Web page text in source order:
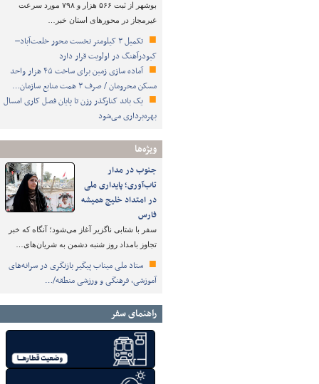
بوشهر از ثبت ۵۶۶ هزار و ۷۹۸ مورد سرعت
غیرمجاز در محورهای استان خبر…
تکمیل ۳ کیلومتر نخست محور خلعت‌آباد–
کبودرآهنگ در اولویت قرار دارد
آماده سازی زمین برای ساخت ۴۵ هزار واحد
مسکن محرومان / صرف ۳ همت منابع سازمان…
یک باند کنارگذر رزن تا پایان فصل کاری امسال
بهره‌برداری می‌شود
ویژه‌ها
جنوب در مدار
تاب‌آوری؛ پایداری ملی
در امتداد خلیج همیشه
فارس
سفر با شتابی ناگزیر آغاز می‌شود؛ آنگاه که خبر
تجاوز بامداد روز شنبه دشمن به شریان‌های…
ستاد ملی میناب پیگیر بازنگری در سرانه‌های
آموزشی، فرهنگی و ورزشی منطقه/…
راهنمای سفر